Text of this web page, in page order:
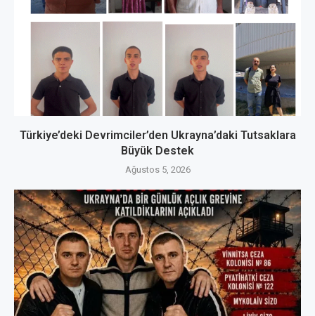
Türkiye’deki Devrimciler’den Ukrayna’daki Tutsaklara
Büyük Destek
Ağustos 5, 2026